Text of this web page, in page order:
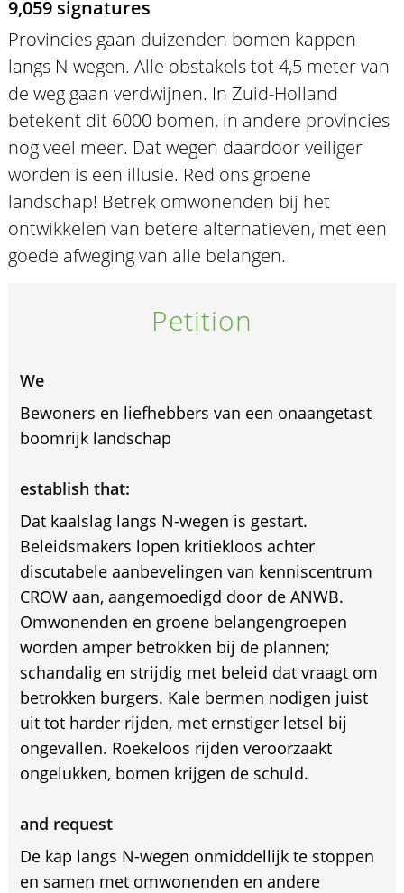
9,059 signatures
Provincies gaan duizenden bomen kappen
langs N-wegen. Alle obstakels tot 4,5 meter van
de weg gaan verdwijnen. In Zuid-Holland
betekent dit 6000 bomen, in andere provincies
nog veel meer. Dat wegen daardoor veiliger
worden is een illusie. Red ons groene
landschap! Betrek omwonenden bij het
ontwikkelen van betere alternatieven, met een
goede afweging van alle belangen.
Petition
We
Bewoners en liefhebbers van een onaangetast
boomrijk landschap
establish that:
Dat kaalslag langs N-wegen is gestart.
Beleidsmakers lopen kritiekloos achter
discutabele aanbevelingen van kenniscentrum
CROW aan, aangemoedigd door de ANWB.
Omwonenden en groene belangengroepen
worden amper betrokken bij de plannen;
schandalig en strijdig met beleid dat vraagt om
betrokken burgers. Kale bermen nodigen juist
uit tot harder rijden, met ernstiger letsel bij
ongevallen. Roekeloos rijden veroorzaakt
ongelukken, bomen krijgen de schuld.
and request
De kap langs N-wegen onmiddellijk te stoppen
en samen met omwonenden en andere